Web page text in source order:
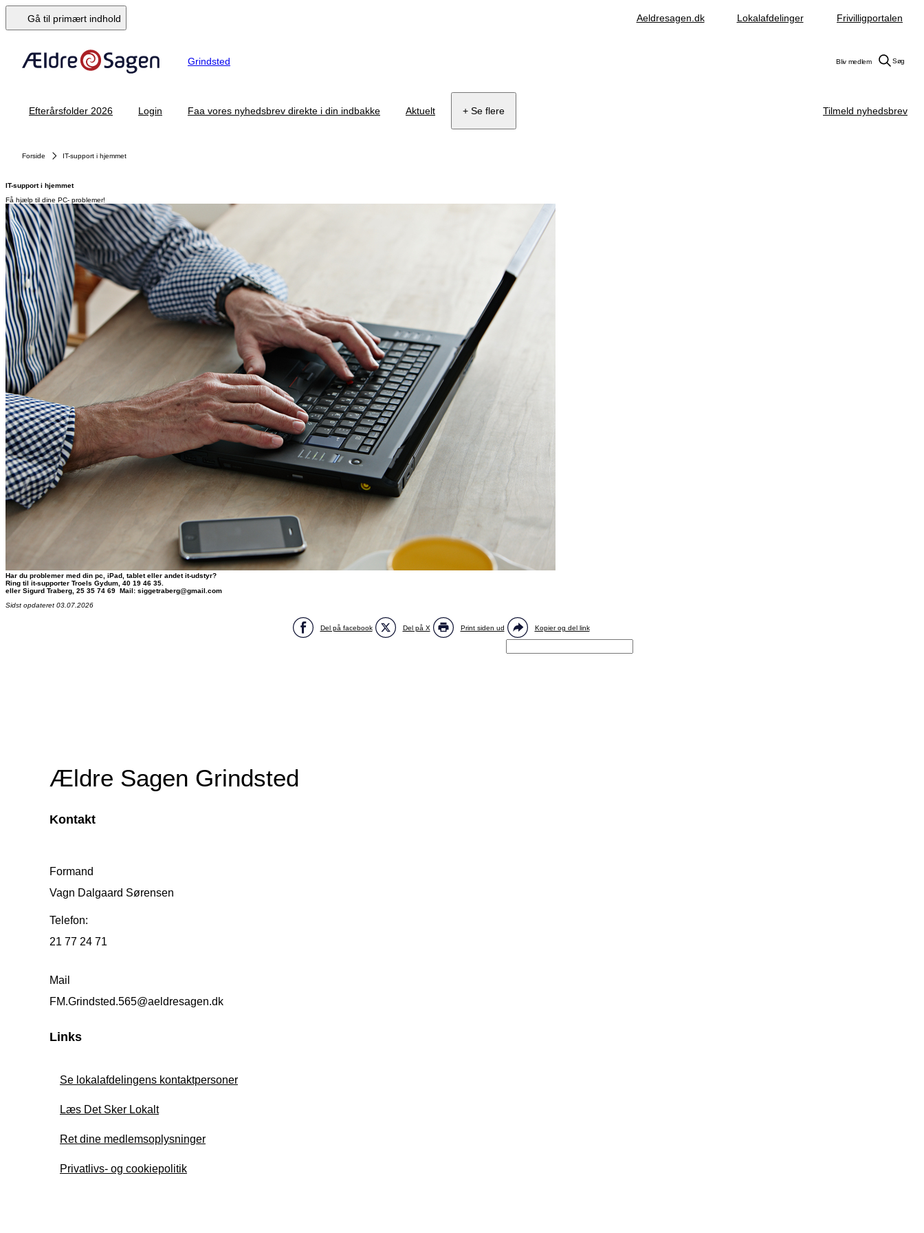
Gå til primært indhold Aeldresagen.dk Lokalafdelinger Frivilligportalen
Grindsted Bliv medlem Søg
Efterårsfolder 2026 Login Faa vores nyhedsbrev direkte i din indbakke Aktuelt + Se flere Tilmeld nyhedsbrev
Forside IT-support i hjemmet
IT-support i hjemmet
Få hjælp til dine PC- problemer!
Har du problemer med din pc, iPad, tablet eller andet it-udstyr?
Ring til it-supporter Troels Gydum, 40 19 46 35.
eller Sigurd Traberg, 25 35 74 69 Mail: siggetraberg@gmail.com
Sidst opdateret 03.07.2026
Del på facebook Del på X Print siden ud Kopier og del link
Ældre Sagen Grindsted
Kontakt
Formand
Vagn Dalgaard Sørensen
Telefon:
21 77 24 71
Mail
FM.Grindsted.565@aeldresagen.dk
Links
Se lokalafdelingens kontaktpersoner
Læs Det Sker Lokalt
Ret dine medlemsoplysninger
Privatlivs- og cookiepolitik